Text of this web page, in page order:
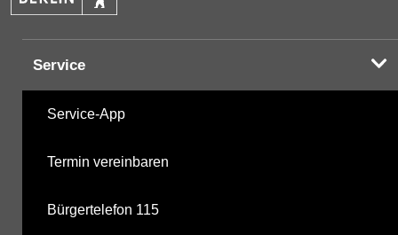
Service
Service-App
Termin vereinbaren
Bürgertelefon 115